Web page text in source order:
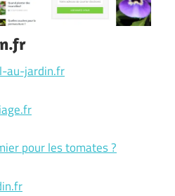
au-jardin.fr
pour les tomates ?